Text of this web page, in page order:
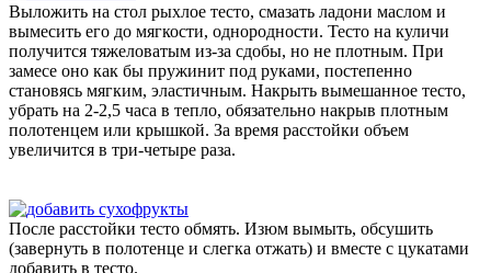
Выложить на стол рыхлое тесто, смазать ладони маслом и
вымесить его до мягкости, однородности. Тесто на куличи
получится тяжеловатым из-за сдобы, но не плотным. При
замесе оно как бы пружинит под руками, постепенно
становясь мягким, эластичным. Накрыть вымешанное тесто,
убрать на 2-2,5 часа в тепло, обязательно накрыв плотным
полотенцем или крышкой. За время расстойки объем
увеличится в три-четыре раза.
После расстойки тесто обмять. Изюм вымыть, обсушить
(завернуть в полотенце и слегка отжать) и вместе с цукатами
добавить в тесто.